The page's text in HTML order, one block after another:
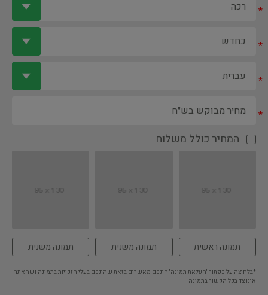
*
*
*
*
המחיר כולל משלוח
תמונה ראשית תמונה משנית תמונה משנית
*בלחיצה על כפתור 'העלאת תמונה' הינכם מאשרים בזאת שהינכם בעלי הזכויות בתמונה ושהאתר
אינו צד בכל הקשור בתמונה